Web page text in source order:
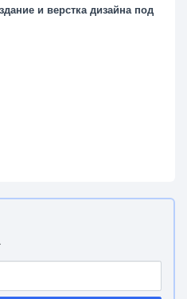
и верстка дизайна под